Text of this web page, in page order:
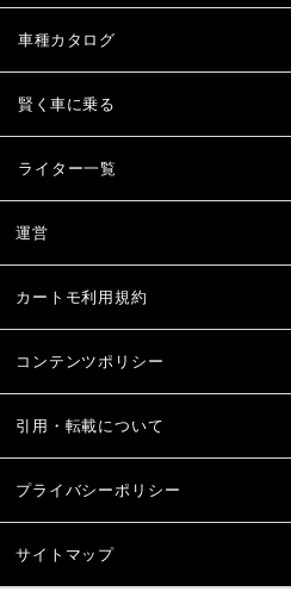
車種カタログ
賢く車に乗る
ライター一覧
運営
カートモ利用規約
コンテンツポリシー
引用・転載について
プライバシーポリシー
サイトマップ